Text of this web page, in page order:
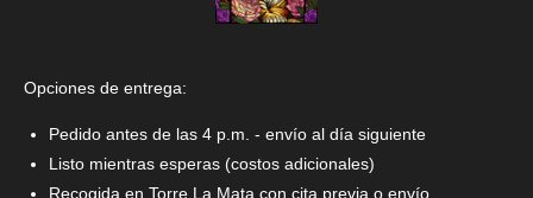
Opciones de entrega:
Pedido antes de las 4 p.m. - envío al día siguiente
Listo mientras esperas (costos adicionales)
Recogida en Torre La Mata con cita previa o envío